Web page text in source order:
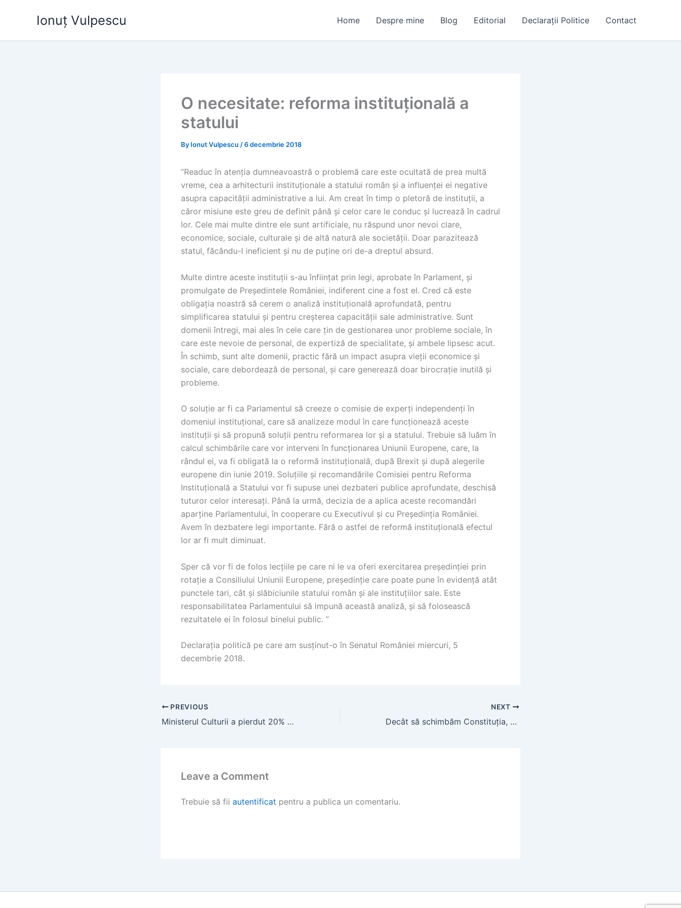
Ionuț Vulpescu Home Despre mine Blog Editorial Declarații Politice Contact
O necesitate: reforma instituțională a
statului
By Ionut Vulpescu /6 decembrie 2018
”Readuc în atenția dumneavoastră o problemă care este ocultată de prea multă
vreme, cea a arhitecturii instituționale a statului român și a influenței ei negative
asupra capacității administrative a lui. Am creat în timp o pletoră de instituții, a
căror misiune este greu de definit până și celor care le conduc și lucrează în cadrul
lor. Cele mai multe dintre ele sunt artificiale, nu răspund unor nevoi clare,
economice, sociale, culturale și de altă natură ale societății. Doar parazitează
statul, făcându-l ineficient și nu de puține ori de-a dreptul absurd.
Multe dintre aceste instituții s-au înființat prin legi, aprobate în Parlament, și
promulgate de Președintele României, indiferent cine a fost el. Cred că este
obligația noastră să cerem o analiză instituțională aprofundată, pentru
simplificarea statului și pentru creșterea capacității sale administrative. Sunt
domenii întregi, mai ales în cele care țin de gestionarea unor probleme sociale, în
care este nevoie de personal, de expertiză de specialitate, și ambele lipsesc acut.
În schimb, sunt alte domenii, practic fără un impact asupra vieții economice și
sociale, care debordează de personal, și care generează doar birocrație inutilă și
probleme.
O soluție ar fi ca Parlamentul să creeze o comisie de experți independenți în
domeniul instituțional, care să analizeze modul în care funcționează aceste
instituții și să propună soluții pentru reformarea lor și a statului. Trebuie să luăm în
calcul schimbările care vor interveni în funcționarea Uniunii Europene, care, la
rândul ei, va fi obligată la o reformă instituțională, după Brexit și după alegerile
europene din iunie 2019. Soluțiile și recomandările Comisiei pentru Reforma
Instituțională a Statului vor fi supuse unei dezbateri publice aprofundate, deschisă
tuturor celor interesați. Până la urmă, decizia de a aplica aceste recomandări
aparține Parlamentului, în cooperare cu Executivul și cu Președinția României.
Avem în dezbatere legi importante. Fără o astfel de reformă instituțională efectul
lor ar fi mult diminuat.
Sper că vor fi de folos lecțiile pe care ni le va oferi exercitarea președinției prin
rotație a Consiliului Uniunii Europene, președinție care poate pune în evidență atât
punctele tari, cât și slăbiciunile statului român și ale instituțiilor sale. Este
responsabilitatea Parlamentului să impună această analiză, și să folosească
rezultatele ei în folosul binelui public. ”
Declarația politică pe care am susținut-o în Senatul României miercuri, 5
decembrie 2018.
PREVIOUS
Ministerul Culturii a pierdut 20% din bugetul său
NEXT
Decât să schimbăm Constituția, nu mai bine o respectăm?
Leave a Comment
Trebuie să fii autentificat pentru a publica un comentariu.